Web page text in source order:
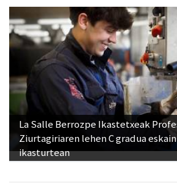
La Salle Berrozpe Ikastetxeak
Ziurtagiriaren lehen C gradua
ikasturtean